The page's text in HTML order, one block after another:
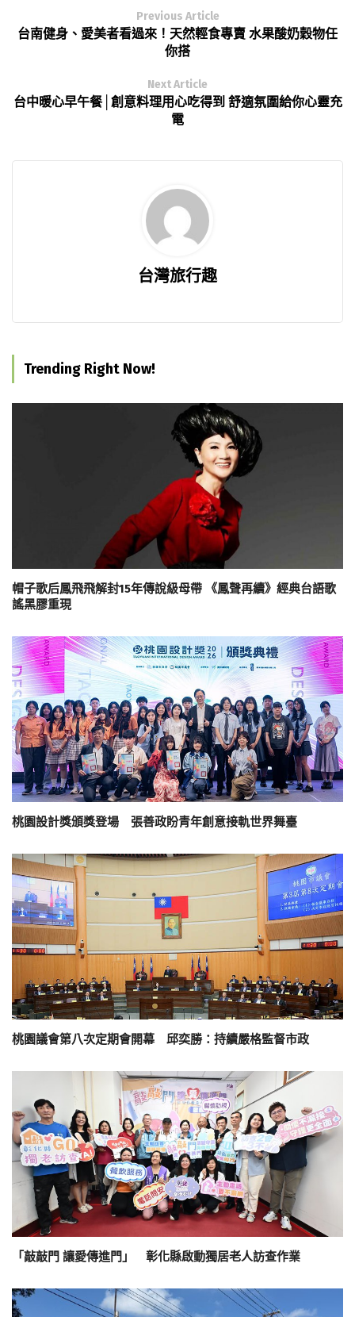
Previous Article
台南健身、愛美者看過來！天然輕食專賣 水果酸奶穀物任
你搭
Next Article
台中暖心早午餐│創意料理用心吃得到 舒適氛圍給你心靈充
電
台灣旅行趣
Trending Right Now!
帽子歌后鳳飛飛解封15年傳說級母帶 《鳳聲再續》經典台語歌
謠黑膠重現
桃園設計獎頒獎登場 張善政盼青年創意接軌世界舞臺
桃園議會第八次定期會開幕 邱奕勝：持續嚴格監督市政
「敲敲門 讓愛傳進門」 彰化縣啟動獨居老人訪查作業